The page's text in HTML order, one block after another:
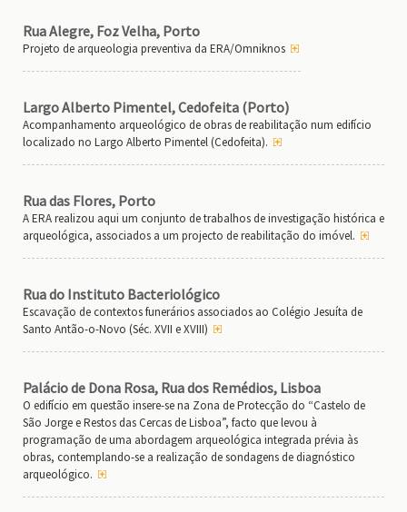
Rua Alegre, Foz Velha, Porto
Projeto de arqueologia preventiva da ERA/Omniknos
Largo Alberto Pimentel, Cedofeita (Porto)
Acompanhamento arqueológico de obras de reabilitação num edifício
localizado no Largo Alberto Pimentel (Cedofeita).
Rua das Flores, Porto
A ERA realizou aqui um conjunto de trabalhos de investigação histórica e
arqueológica, associados a um projecto de reabilitação do imóvel.
Rua do Instituto Bacteriológico
Escavação de contextos funerários associados ao Colégio Jesuíta de
Santo Antão-o-Novo (Séc. XVII e XVIII)
Palácio de Dona Rosa, Rua dos Remédios, Lisboa
O edifício em questão insere-se na Zona de Protecção do “Castelo de
São Jorge e Restos das Cercas de Lisboa”, facto que levou à
programação de uma abordagem arqueológica integrada prévia às
obras, contemplando-se a realização de sondagens de diagnóstico
arqueológico.